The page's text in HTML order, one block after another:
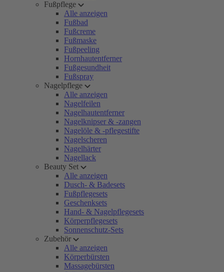
Fußpflege
Alle anzeigen
Fußbad
Fußcreme
Fußmaske
Fußpeeling
Hornhautentferner
Fußgesundheit
Fußspray
Nagelpflege
Alle anzeigen
Nagelfeilen
Nagelhautentferner
Nagelknipser & -zangen
Nagelöle & -pflegestifte
Nagelscheren
Nagelhärter
Nagellack
Beauty Set
Alle anzeigen
Dusch- & Badesets
Fußpflegesets
Geschenksets
Hand- & Nagelpflegesets
Körperpflegesets
Sonnenschutz-Sets
Zubehör
Alle anzeigen
Körperbürsten
Massagebürsten